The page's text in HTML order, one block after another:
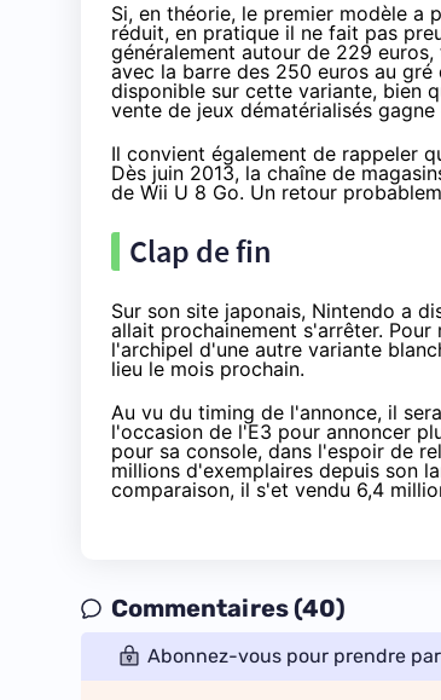
Si, en théorie, le premier modèle
réduit, en pratique il ne fait pas
généralement autour de 229
avec la barre des 250 euros au
disponible sur cette variante, bien
vente de jeux dématérialisés gagne
Il convient également de rappeler
Dès juin 2013, la chaîne de
de Wii U 8 Go. Un retour
Clap de fin
Sur son site japonais, Nintendo a
allait prochainement s'arrêter.
l'archipel d'une autre variante
lieu le mois prochain.
Au vu du timing de l'annonce, il
l'occasion de l'E3 pour annoncer
pour sa console, dans l'espoir de
millions d'exemplaires depuis son
comparaison, il s'et vendu 6,4
Commentaires (40)
Abonnez-vous pour prendre